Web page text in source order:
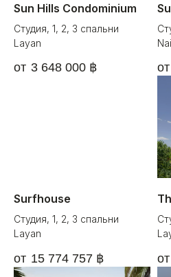
Sun Hills Condominium
Студия, 1, 2, 3 спальни
Layan
3 648 000 ฿
Surfhouse
Студия, 1, 2, 3 спальни
Layan
15 774 757 ฿